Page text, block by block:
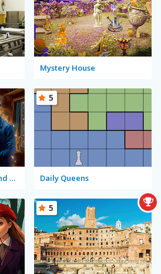
Mystery House
Hidden Object: Clues and Mysteries Daily Queens
5
5